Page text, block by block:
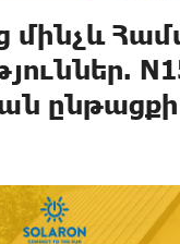
մինչև